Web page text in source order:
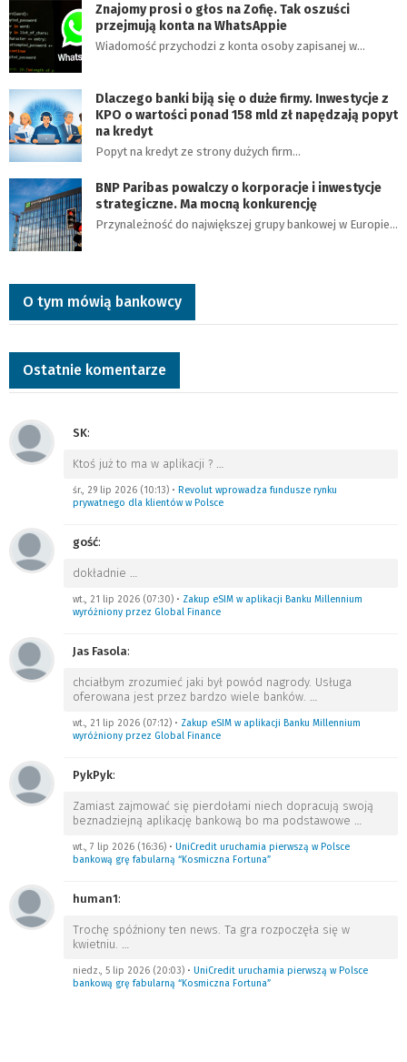
Znajomy prosi o głos na Zofię. Tak oszuści
przejmują konta na WhatsAppie
Wiadomość przychodzi z konta osoby zapisanej w…
Dlaczego banki biją się o duże firmy. Inwestycje z
KPO o wartości ponad 158 mld zł napędzają popyt
na kredyt
Popyt na kredyt ze strony dużych firm…
BNP Paribas powalczy o korporacje i inwestycje
strategiczne. Ma mocną konkurencję
Przynależność do największej grupy bankowej w Europie…
O tym mówią bankowcy
Ostatnie komentarze
SK:
Ktoś już to ma w aplikacji ? …
śr., 29 lip 2026 (10:13) • Revolut wprowadza fundusze rynku
prywatnego dla klientów w Polsce
gość:
dokładnie …
wt., 21 lip 2026 (07:30) • Zakup eSIM w aplikacji Banku Millennium
wyróżniony przez Global Finance
Jas Fasola:
chciałbym zrozumieć jaki był powód nagrody. Usługa
oferowana jest przez bardzo wiele banków. …
wt., 21 lip 2026 (07:12) • Zakup eSIM w aplikacji Banku Millennium
wyróżniony przez Global Finance
PykPyk:
Zamiast zajmować się pierdołami niech dopracują swoją
beznadziejną aplikację bankową bo ma podstawowe …
wt., 7 lip 2026 (16:36) • UniCredit uruchamia pierwszą w Polsce
bankową grę fabularną “Kosmiczna Fortuna”
human1:
Trochę spóźniony ten news. Ta gra rozpoczęła się w
kwietniu. …
niedz., 5 lip 2026 (20:03) • UniCredit uruchamia pierwszą w Polsce
bankową grę fabularną “Kosmiczna Fortuna”